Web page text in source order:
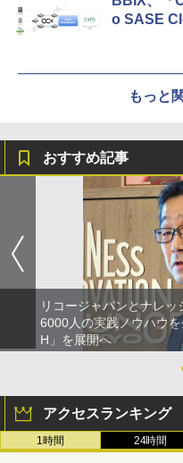
o SASE
もっと
おすすめ記事
リコージャパンとナレ
6000人の実践ノウハウ
H」を展開へ
アクセスランキング
1時間 24時間